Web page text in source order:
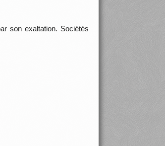
son exaltation. Sociétés